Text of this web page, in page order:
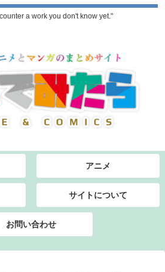
a work you don't know yet."
アニメ
サイトについて
お問い合わせ